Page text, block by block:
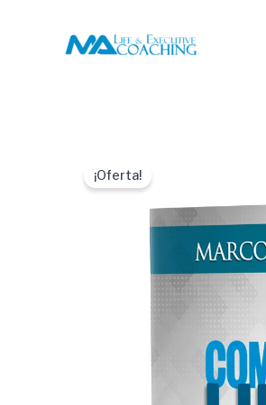
contenido
¡Oferta!